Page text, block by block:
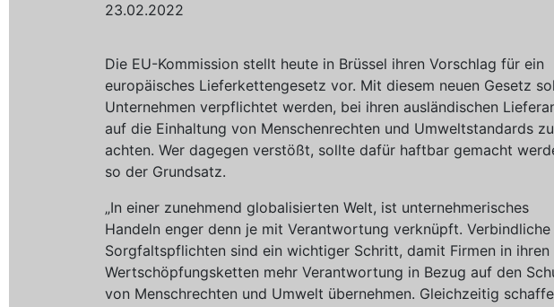
23.02.2022
Die EU-Kommission stellt heute in Brüssel ihren Vorschlag für ein
europäisches Lieferkettengesetz vor. Mit diesem neuen Gesetz
Unternehmen verpflichtet werden, bei ihren ausländischen
auf die Einhaltung von Menschenrechten und Umweltstandards zu
achten. Wer dagegen verstößt, sollte dafür haftbar gemacht
so der Grundsatz.
„In einer zunehmend globalisierten Welt, ist unternehmerisches
Handeln enger denn je mit Verantwortung verknüpft. Verbindliche
Sorgfaltspflichten sind ein wichtiger Schritt, damit Firmen in ihren
Wertschöpfungsketten mehr Verantwortung in Bezug auf den
von Menschrechten und Umwelt übernehmen. Gleichzeitig